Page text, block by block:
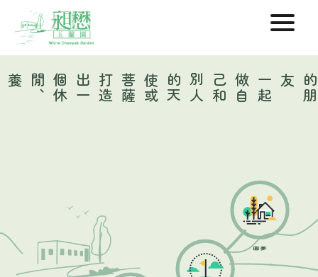
友
一
起
做
自
己
和
別
人
的
天
使
或
菩
薩
打
造
出
一
個
休
閒
、
養生
、
創業